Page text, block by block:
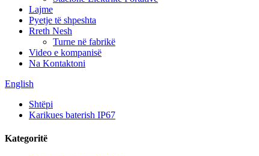
Lajme
Pyetje të shpeshta
Rreth Nesh
Turne në fabrikë
Video e kompanisë
Na Kontaktoni
English
Shtëpi
Karikues baterish IP67
Kategoritë